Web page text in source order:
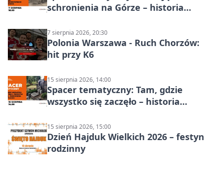
schronienia na Górze – historia
7 sierpnia 2026, 20:30
Polonia Warszawa - Ruch Chorzów:
hit przy K6
15 sierpnia 2026, 14:00
Spacer tematyczny: Tam, gdzie
wszystko się zaczęło – historia
15 sierpnia 2026, 15:00
Dzień Hajduk Wielkich 2026 – festyn
rodzinny